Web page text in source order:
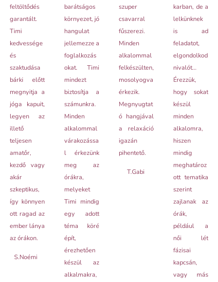
feltöltődés
garantált.
Timi
kedvessége
és
szaktudása
bárki előtt
megnyitja a
jóga kapuit,
legyen az
illető
teljesen
amatőr,
kezdő vagy
akár
szkeptikus,
így könnyen
ott ragad az
ember lánya
az órákon.
S.Noémi
barátságos
környezet, jó
hangulat
jellemezze a
foglalkozás
okat. Timi
mindezt
biztosítja a
számunkra.
Minden
alkalommal
várakozássa
l érkezünk
meg az
órákra,
melyeket
Timi mindig
egy adott
téma köré
épít,
érezhetően
készül az
alkalmakra,
szuper
csavarral
fűszerezi.
Minden
alkalommal
felkészülten,
mosolyogva
érkezik.
Megnyugtat
ó hangjával
a relaxáció
igazán
pihentető.
T.Gabi
karban, de a
lelkünknek
is ad
feladatot,
elgondolkod
nivalót…
Érezzük,
hogy sokat
készül
minden
alkalomra,
hiszen
mindig
meghatároz
ott tematika
szerint
zajlanak az
órák,
például a
női lét
fázisai
kapcsán,
vagy más